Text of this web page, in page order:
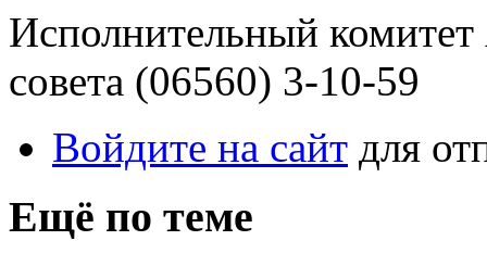
Исполнительный
совета (06560) 3-10-59
Войдите на сайт для
Ещё по теме